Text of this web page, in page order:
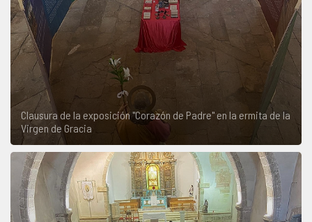
Clausura de la exposición "Corazón de Padre" en la ermita de la
Virgen de Gracia